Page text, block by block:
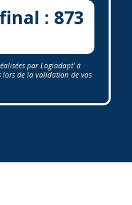
: 873
par Logiadapt' à
lors de la validation de vos